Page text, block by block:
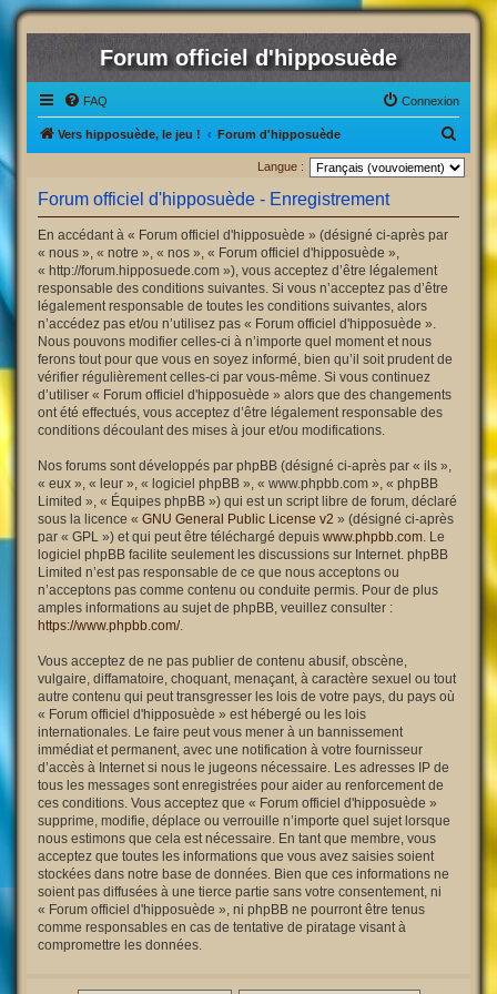
Forum officiel d'hipposuède
FAQ Connexion
Vers hipposuède, le jeu ! Forum d'hipposuède
e
Langue :
Forum officiel d'hipposuède - Enregistrement
En accédant à « Forum officiel d'hipposuède » (désigné ci-après par
« nous », « notre », « nos », « Forum officiel d'hipposuède »,
« http://forum.hipposuede.com »), vous acceptez d’être légalement
responsable des conditions suivantes. Si vous n’acceptez pas d’être
légalement responsable de toutes les conditions suivantes, alors
n’accédez pas et/ou n’utilisez pas « Forum officiel d'hipposuède ».
Nous pouvons modifier celles-ci à n’importe quel moment et nous
ferons tout pour que vous en soyez informé, bien qu’il soit prudent de
vérifier régulièrement celles-ci par vous-même. Si vous continuez
d’utiliser « Forum officiel d'hipposuède » alors que des changements
ont été effectués, vous acceptez d’être légalement responsable des
conditions découlant des mises à jour et/ou modifications.
Nos forums sont développés par phpBB (désigné ci-après par « ils »,
« eux », « leur », « logiciel phpBB », « www.phpbb.com », « phpBB
Limited », « Équipes phpBB ») qui est un script libre de forum, déclaré
sous la licence « GNU General Public License v2 » (désigné ci-après
par « GPL ») et qui peut être téléchargé depuis www.phpbb.com. Le
logiciel phpBB facilite seulement les discussions sur Internet. phpBB
Limited n’est pas responsable de ce que nous acceptons ou
n’acceptons pas comme contenu ou conduite permis. Pour de plus
amples informations au sujet de phpBB, veuillez consulter :
https://www.phpbb.com/.
Vous acceptez de ne pas publier de contenu abusif, obscène,
vulgaire, diffamatoire, choquant, menaçant, à caractère sexuel ou tout
autre contenu qui peut transgresser les lois de votre pays, du pays où
« Forum officiel d'hipposuède » est hébergé ou les lois
internationales. Le faire peut vous mener à un bannissement
immédiat et permanent, avec une notification à votre fournisseur
d’accès à Internet si nous le jugeons nécessaire. Les adresses IP de
tous les messages sont enregistrées pour aider au renforcement de
ces conditions. Vous acceptez que « Forum officiel d'hipposuède »
supprime, modifie, déplace ou verrouille n’importe quel sujet lorsque
nous estimons que cela est nécessaire. En tant que membre, vous
acceptez que toutes les informations que vous avez saisies soient
stockées dans notre base de données. Bien que ces informations ne
soient pas diffusées à une tierce partie sans votre consentement, ni
« Forum officiel d'hipposuède », ni phpBB ne pourront être tenus
comme responsables en cas de tentative de piratage visant à
compromettre les données.